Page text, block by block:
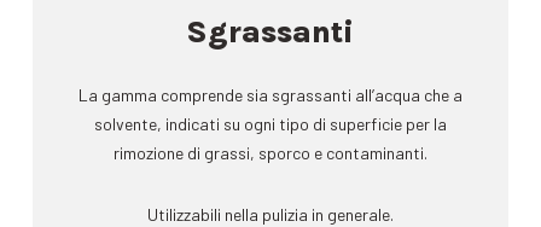
Sgrassanti
La gamma comprende sia sgrassanti all’acqua che a
solvente, indicati su ogni tipo di superficie per la
rimozione di grassi, sporco e contaminanti.
Utilizzabili nella pulizia in generale.